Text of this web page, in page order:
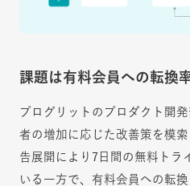
課題は有料会員への転換
プログリットのプロダクト開
者の増加に応じた改善策を模
告展開により7日間の無料トラ
いる一方で、有料会員への転